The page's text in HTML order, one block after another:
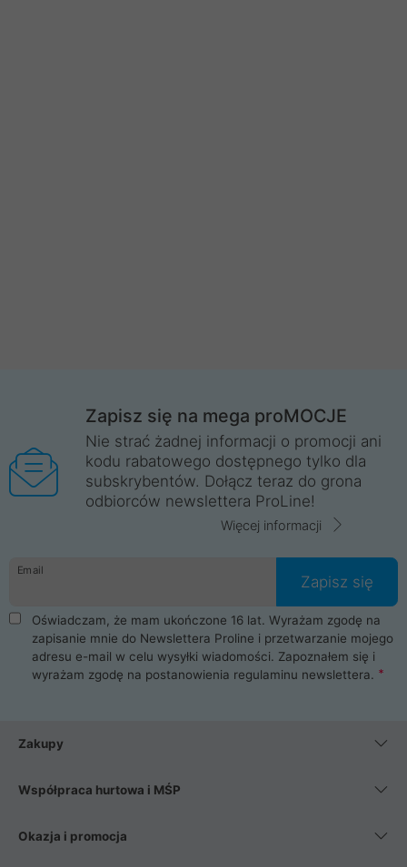
Zapisz się na mega proMOCJE
Nie strać żadnej informacji o promocji ani
kodu rabatowego dostępnego tylko dla
subskrybentów. Dołącz teraz do grona
odbiorców newslettera ProLine!
Więcej informacji
Email
Zapisz się
Oświadczam, że mam ukończone 16 lat. Wyrażam zgodę na
zapisanie mnie do Newslettera Proline i przetwarzanie mojego
adresu e-mail w celu wysyłki wiadomości. Zapoznałem się i
wyrażam zgodę na postanowienia regulaminu newslettera.
Zakupy
Współpraca hurtowa i MŚP
Okazja i promocja